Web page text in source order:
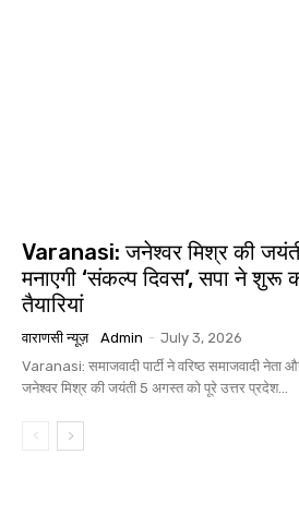
Varanasi: जनेश्वर मिश्र की
मनाएगी ‘संकल्प दिवस’, सपा ने शुरू
तैयारियां
वाराणसी न्यूज़ Admin - July 3, 2026
Varanasi: समाजवादी पार्टी ने वरिष्ठ समाजवादी नेता
जनेश्वर मिश्र की जयंती 5 अगस्त को पूरे उत्तर प्रदेश...